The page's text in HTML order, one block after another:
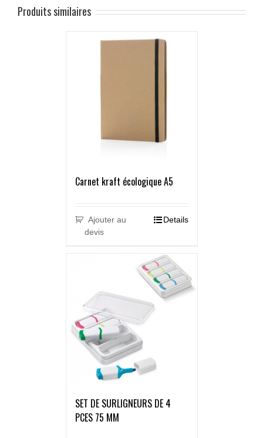
Produits similaires
Carnet kraft écologique A5
Ajouter au
devis
Details
SET DE SURLIGNEURS DE 4
PCES 75 MM